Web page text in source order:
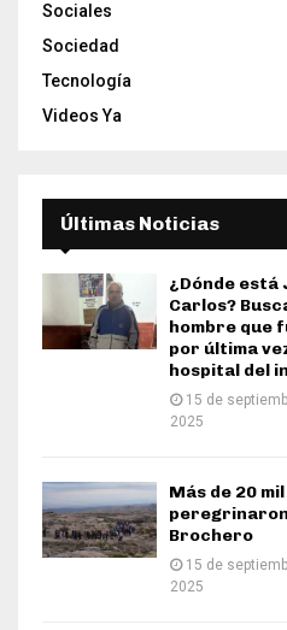
Sociales
Sociedad
Tecnología
Videos Ya
Últimas Noticias
¿Dónde está
Carlos?
hombre que
por última
hospital del
15 de
2025
Más de 20
Brochero
15 de
2025